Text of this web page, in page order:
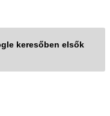
keresőben elsők